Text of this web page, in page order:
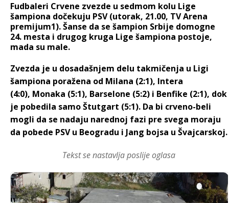
Fudbaleri Crvene zvezde u sedmom kolu Lige
šampiona dočekuju PSV (utorak, 21.00, TV Arena
premijum1). Šanse da se šampion Srbije domogne
24. mesta i drugog kruga Lige šampiona postoje,
mada su male.
Zvezda je u dosadašnjem delu takmičenja u Ligi
šampiona poražena od Milana (2:1), Intera
(4:0), Monaka (5:1), Barselone (5:2) i Benfike (2:1), dok
je pobedila samo Štutgart (5:1). Da bi crveno-beli
mogli da se nadaju narednoj fazi pre svega moraju
da pobede PSV u Beogradu i Jang bojsa u Švajcarskoj.
Tekst se nastavlja poslije oglasa